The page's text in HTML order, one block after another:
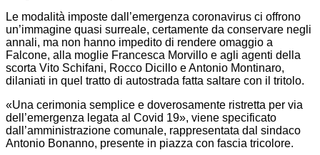
Le modalità imposte dall’emergenza coronavirus ci offrono
un’immagine quasi surreale, certamente da conservare negli
annali, ma non hanno impedito di rendere omaggio a
Falcone, alla moglie Francesca Morvillo e agli agenti della
scorta Vito Schifani, Rocco Dicillo e Antonio Montinaro,
dilaniati in quel tratto di autostrada fatta saltare con il tritolo.
«Una cerimonia semplice e doverosamente ristretta per via
dell’emergenza legata al Covid 19», viene specificato
dall’amministrazione comunale, rappresentata dal sindaco
Antonio Bonanno, presente in piazza con fascia tricolore.